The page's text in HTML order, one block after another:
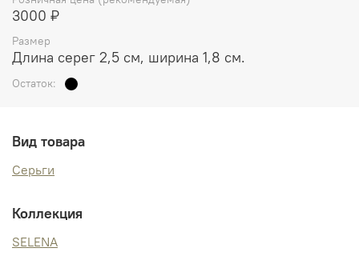
3000 ₽
Размер
Длина серег 2,5 см, ширина 1,8 см.
Остаток:
Вид товара
Серьги
Коллекция
SELENA